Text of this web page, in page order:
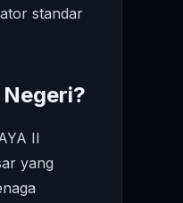
standar
II
yang